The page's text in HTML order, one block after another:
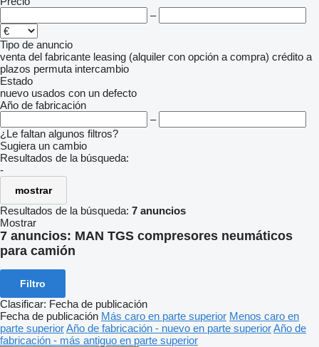
–
Tipo de anuncio
venta del fabricante leasing (alquiler con opción a compra) crédito a
plazos permuta intercambio
Estado
nuevo usados con un defecto
Año de fabricación
–
¿Le faltan algunos filtros?
Sugiera un cambio
Resultados de la búsqueda:
-
mostrar
Resultados de la búsqueda: 7 anuncios
Mostrar
7 anuncios: MAN TGS compresores neumáticos
para camión
Filtro
Clasificar: Fecha de publicación
Fecha de publicación Más caro en parte superior Menos caro en
parte superiorAño de fabricación - nuevo en parte superiorAño de
fabricación - más antiguo en parte superior